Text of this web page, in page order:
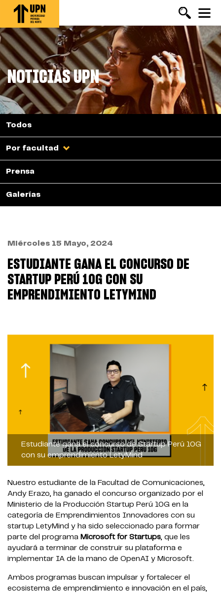
Pasar
contenido
principal
NOTICIAS UPN
Todos
Por facultad
Prensa
Galerías
Miércoles 15 Mayo, 2024
ESTUDIANTE GANA EL CONCURSO DE
STARTUP PERÚ 10G CON SU
EMPRENDIMIENTO LETYMIND
Estudiante gana el concurso de Startup Perú 10G
con su emprendimiento LetyMind
Nuestro estudiante de la Facultad de Comunicaciones,
Andy Erazo, ha ganado el concurso organizado por el
Ministerio de la Producción Startup Perú 10G en la
categoría de Emprendimientos Innovadores con su
startup LetyMind y ha sido seleccionado para formar
parte del programa Microsoft for Startups, que les
ayudará a terminar de construir su plataforma e
implementar IA de la mano de OpenAI y Microsoft.
Ambos programas buscan impulsar y fortalecer el
ecosistema de emprendimiento e innovación en el país,